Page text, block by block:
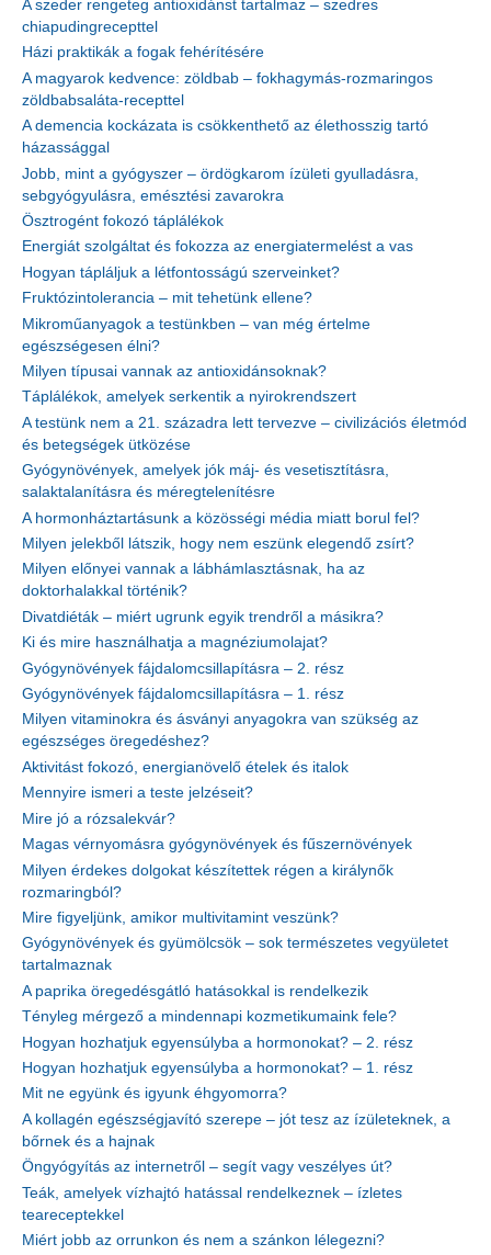
A szeder rengeteg antioxidánst tartalmaz – szedres
chiapudingrecepttel
Házi praktikák a fogak fehérítésére
A magyarok kedvence: zöldbab – fokhagymás-rozmaringos
zöldbabsaláta-recepttel
A demencia kockázata is csökkenthető az élethosszig tartó
házassággal
Jobb, mint a gyógyszer – ördögkarom ízületi gyulladásra,
sebgyógyulásra, emésztési zavarokra
Ösztrogént fokozó táplálékok
Energiát szolgáltat és fokozza az energiatermelést a vas
Hogyan tápláljuk a létfontosságú szerveinket?
Fruktózintolerancia – mit tehetünk ellene?
Mikroműanyagok a testünkben – van még értelme
egészségesen élni?
Milyen típusai vannak az antioxidánsoknak?
Táplálékok, amelyek serkentik a nyirokrendszert
A testünk nem a 21. századra lett tervezve – civilizációs életmód
és betegségek ütközése
Gyógynövények, amelyek jók máj- és vesetisztításra,
salaktalanításra és méregtelenítésre
A hormonháztartásunk a közösségi média miatt borul fel?
Milyen jelekből látszik, hogy nem eszünk elegendő zsírt?
Milyen előnyei vannak a lábhámlasztásnak, ha az
doktorhalakkal történik?
Divatdiéták – miért ugrunk egyik trendről a másikra?
Ki és mire használhatja a magnéziumolajat?
Gyógynövények fájdalomcsillapításra – 2. rész
Gyógynövények fájdalomcsillapításra – 1. rész
Milyen vitaminokra és ásványi anyagokra van szükség az
egészséges öregedéshez?
Aktivitást fokozó, energianövelő ételek és italok
Mennyire ismeri a teste jelzéseit?
Mire jó a rózsalekvár?
Magas vérnyomásra gyógynövények és fűszernövények
Milyen érdekes dolgokat készítettek régen a királynők
rozmaringból?
Mire figyeljünk, amikor multivitamint veszünk?
Gyógynövények és gyümölcsök – sok természetes vegyületet
tartalmaznak
A paprika öregedésgátló hatásokkal is rendelkezik
Tényleg mérgező a mindennapi kozmetikumaink fele?
Hogyan hozhatjuk egyensúlyba a hormonokat? – 2. rész
Hogyan hozhatjuk egyensúlyba a hormonokat? – 1. rész
Mit ne együnk és igyunk éhgyomorra?
A kollagén egészségjavító szerepe – jót tesz az ízületeknek, a
bőrnek és a hajnak
Öngyógyítás az internetről – segít vagy veszélyes út?
Teák, amelyek vízhajtó hatással rendelkeznek – ízletes
teareceptekkel
Miért jobb az orrunkon és nem a szánkon lélegezni?